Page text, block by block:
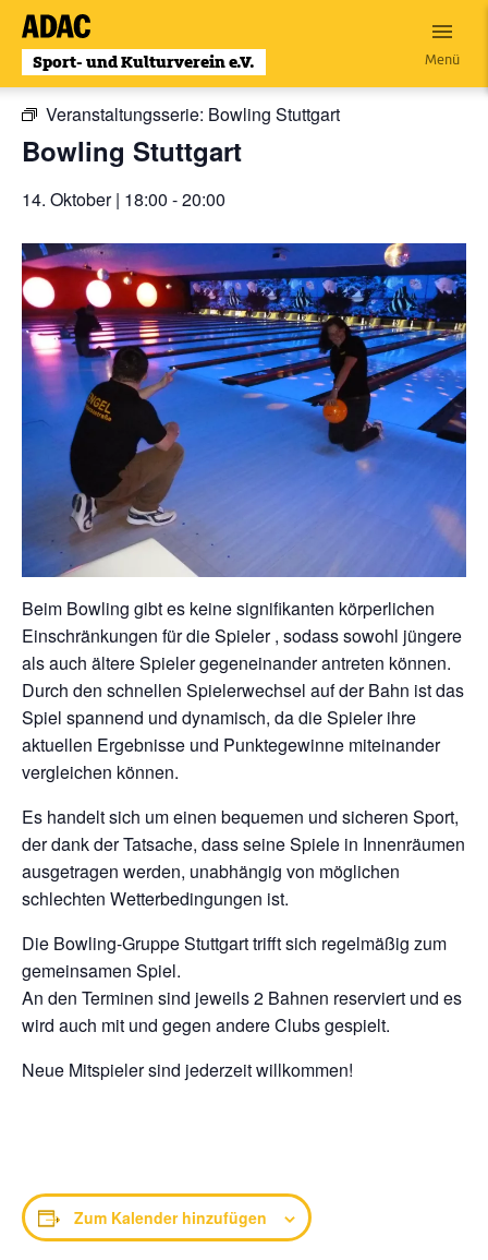
Zum
Inhalt
wechseln
Menü
« Alle Veranstaltungen
Veranstaltungsserie: Bowling Stuttgart
Bowling Stuttgart
14. Oktober | 18:00 -20:00
Beim Bowling gibt es keine signifikanten körperlichen
Einschränkungen für die Spieler , sodass sowohl jüngere
als auch ältere Spieler gegeneinander antreten können.
Durch den schnellen Spielerwechsel auf der Bahn ist das
Spiel spannend und dynamisch, da die Spieler ihre
aktuellen Ergebnisse und Punktegewinne miteinander
vergleichen können.
Es handelt sich um einen bequemen und sicheren Sport,
der dank der Tatsache, dass seine Spiele in Innenräumen
ausgetragen werden, unabhängig von möglichen
schlechten Wetterbedingungen ist.
Die Bowling-Gruppe Stuttgart trifft sich regelmäßig zum
gemeinsamen Spiel.
An den Terminen sind jeweils 2 Bahnen reserviert und es
wird auch mit und gegen andere Clubs gespielt.
Neue Mitspieler sind jederzeit willkommen!
Zum Kalender hinzufügen